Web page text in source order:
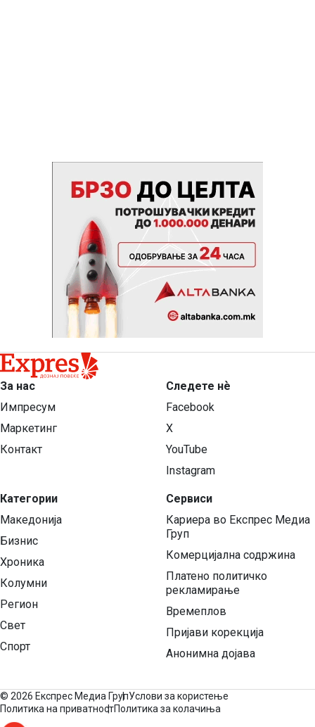
За нас
Импресум
Маркетинг
Контакт
Категории
Македонија
Бизнис
Хроника
Колумни
Регион
Свет
Спорт
Следете нѐ
Facebook
X
YouTube
Instagram
Сервиси
Кариера во Експрес Медиа
Груп
Комерцијална содржина
Платено политичко
рекламирање
Времеплов
Пријави корекција
Анонимна дојава
© 2026 Експрес Медиа ГрупУслови за користење
Политика на приватностПолитика за колачиња